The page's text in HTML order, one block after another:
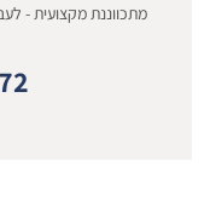
מתכווננת מקצועית -